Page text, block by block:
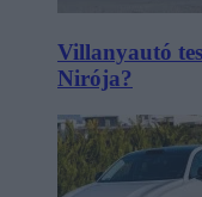
Villanyautó
Nirója?